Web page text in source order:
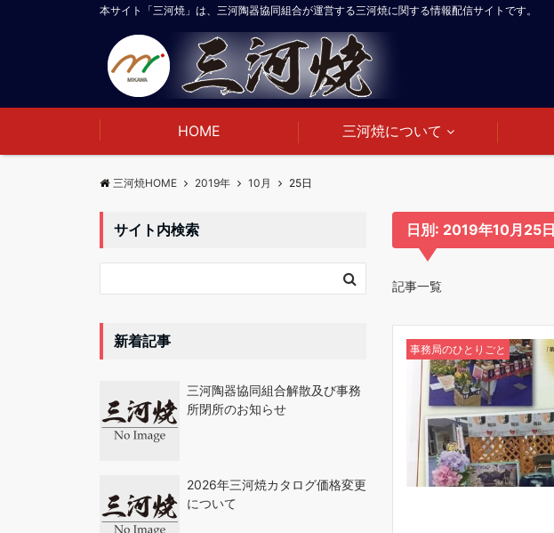
本サイト「三河焼」は、三河陶器協同組合が運営する三河焼に関する情報配信サイトです。
HOME 三河焼について
三河焼HOME 2019年 10月 25日
日別: 2019年10月25日
記事一覧
事務局のひとりごと
サイト内検索
新着記事
三河陶器協同組合解散及び事務
所閉所のお知らせ
2026年三河焼カタログ価格変更
について